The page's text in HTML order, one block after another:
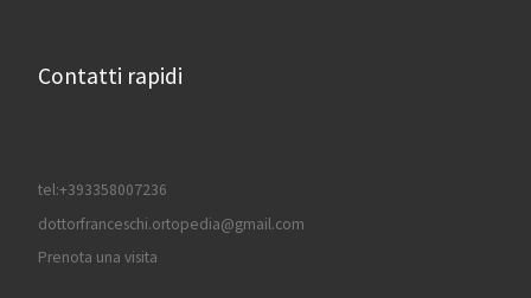
Contatti rapidi
tel:+393358007236
dottorfranceschi.ortopedia@gmail.com
Prenota una visita